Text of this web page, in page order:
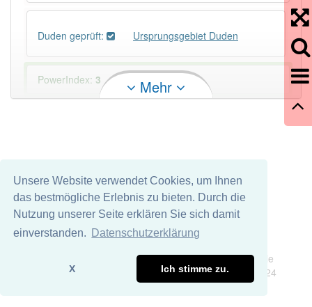
Unsere Website verwendet Cookies, um Ihnen
das bestmögliche Erlebnis zu bieten. Durch die
Nutzung unserer Seite erklären Sie sich damit
einverstanden.
Datenschutzerklärung
X Ich stimme zu.
Duden geprüft: Ursprungsgebiet Duden
PowerIndex: 3
Wörter mit Endung -ursprungsgebiet aber mit
einem anderen Artikeldas: 0
92% unserer Spielapp-Nutzer haben den Artikel
Mehr
Wir übernehmen keine Garantie und keine Haftung für die
Richtigkeit und Vollständigkeit dieser Seite. DDDEasy 2024